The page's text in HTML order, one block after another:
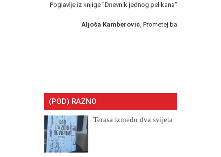
Poglavlje iz knjige "Dnevnik jednog pelikana"
Aljoša Kamberović , Prometej.ba
(POD) RAZNO
Terasa između dva svijeta